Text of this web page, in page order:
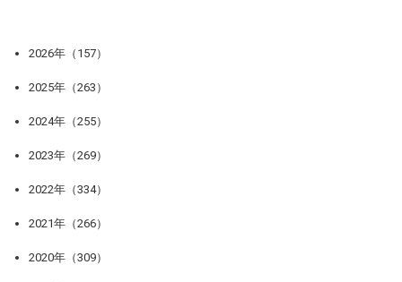
2026年（157）
2025年（263）
2024年（255）
2023年（269）
2022年（334）
2021年（266）
2020年（309）